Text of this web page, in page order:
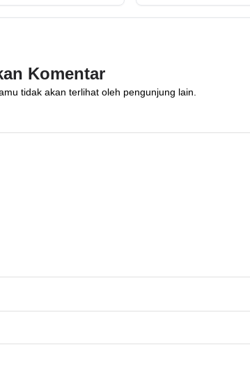
lengkap
yang
Komentar
tidak akan terlihat oleh pengunjung lain.